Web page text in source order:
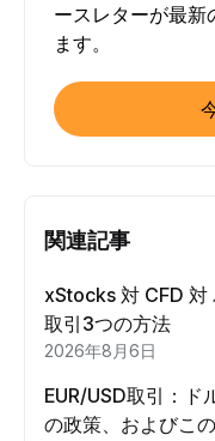
ースレターが最新
ます。
関連記事
xStocks 対 CFD 対
取引3つの方法
2026年8月6日
EUR/USD取引：ド
の政策、およびこ